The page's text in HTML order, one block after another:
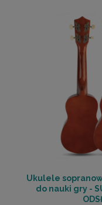
Ukulele
do nauki gry -